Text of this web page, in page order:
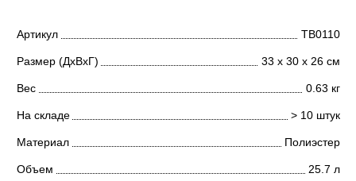
Артикул ТВ0110
Размер (ДхВхГ) 33 х 30 х 26 см
Вес 0.63 кг
На складе > 10 штук
Материал Полиэстер
Объем 25.7 л